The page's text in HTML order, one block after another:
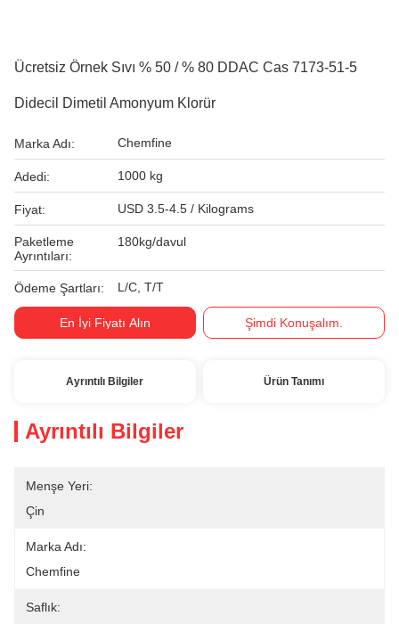
Ücretsiz Örnek Sıvı % 50 / % 80 DDAC Cas 7173-51-5
Didecil Dimetil Amonyum Klorür
Marka Adı: Chemfine
Adedi: 1000 kg
Fiyat: USD 3.5-4.5 / Kilograms
Paketleme
Ayrıntıları:
180kg/davul
Ödeme Şartları: L/C, T/T
En İyi Fiyatı Alın Şimdi Konuşalım.
Ayrıntılı Bilgiler Ürün Tanımı
Ayrıntılı Bilgiler
Menşe Yeri:
Çin
Marka Adı:
Chemfine
Saflık: